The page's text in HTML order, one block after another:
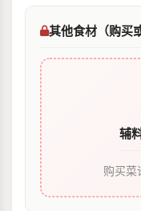
其他食材（购买
辅
购买菜